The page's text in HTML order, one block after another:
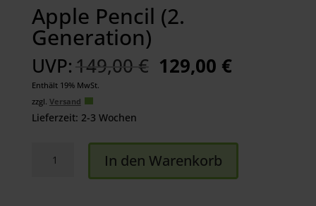
Apple Pencil (2.
Generation)
UVP: 149,00 € Ursprünglicher
Preis
129,00 €Aktueller
Preis
Enthält 19% MwSt.
zzgl. Versand
Lieferzeit: 2-3 Wochen
Pencil
In den Warenkorb